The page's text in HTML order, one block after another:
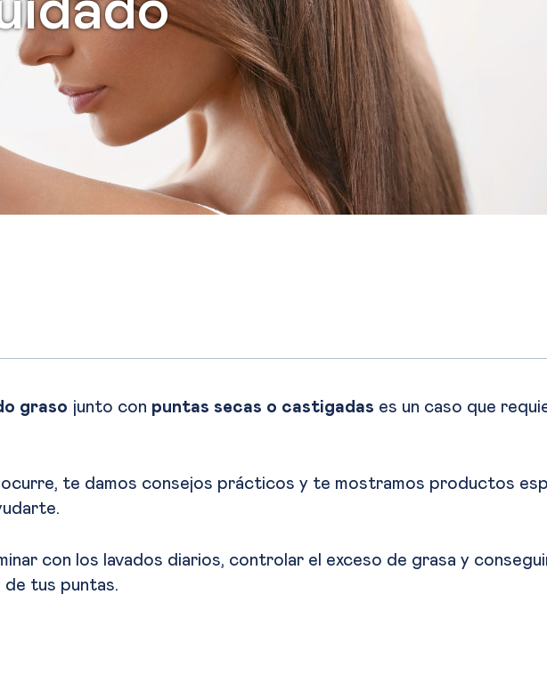
graso junto con puntas secas o castigadas es un caso que
te damos consejos prácticos y te mostramos productos
con los lavados diarios, controlar el exceso de grasa y
tus puntas.